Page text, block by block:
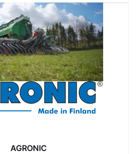
AGRONIC